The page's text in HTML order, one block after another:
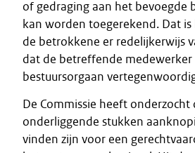
of gedraging aan het bevoegde
kan worden toegerekend. Dat
de betrokkene er redelijkerwijs
dat de betreffende
bestuursorgaan
De Commissie heeft onderzocht
onderliggende stukken
vinden zijn voor een